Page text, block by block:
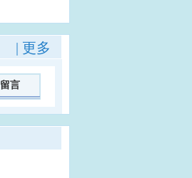
| 更多
留言